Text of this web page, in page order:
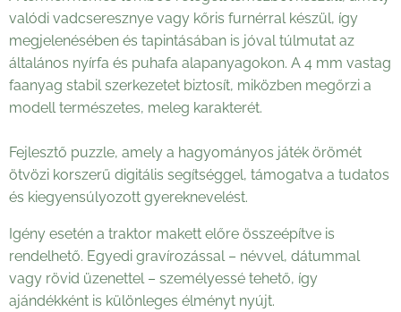
valódi vadcseresznye vagy kőris furnérral készül, így
megjelenésében és tapintásában is jóval túlmutat az
általános nyírfa és puhafa alapanyagokon. A 4 mm vastag
faanyag stabil szerkezetet biztosít, miközben megőrzi a
modell természetes, meleg karakterét.
Fejlesztő puzzle, amely a hagyományos játék örömét
ötvözi korszerű digitális segítséggel, támogatva a tudatos
és kiegyensúlyozott gyereknevelést.
Igény esetén a traktor makett előre összeépítve is
rendelhető. Egyedi gravírozással – névvel, dátummal
vagy rövid üzenettel – személyessé tehető, így
ajándékként is különleges élményt nyújt.